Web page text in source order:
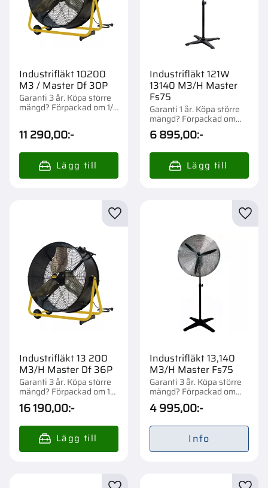
Industrifläkt 10200
M3 / Master Df 30P
Garanti 3 år. Köpa större
mängd? Förpackad om 1/6
11 290,00:-
Industrifläkt 121W
13140 M3/H Master
Fs75
Garanti 1 år. Köpa större
mängd? Förpackad om
1/12 st.
6 895,00:-
Industrifläkt 13 200
M3/H Master Df 36P
Garanti 3 år. Köpa större
mängd? Förpackad om 1
st.
16 190,00:-
Lägg till i favoriter
Industrifläkt 13,140
M3/H Master Fs75
Garanti 3 år. Köpa större
mängd? Förpackad om
1/12 st.
4 995,00:-
Info